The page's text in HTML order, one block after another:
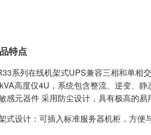
特点
系列在线机架式UPS兼容三相和单相
高度仅4U，系统包含整流、逆变、
感元器件 采⽤防尘设计，具有极高的易
式设计：可插入标准服务器机柜，方便